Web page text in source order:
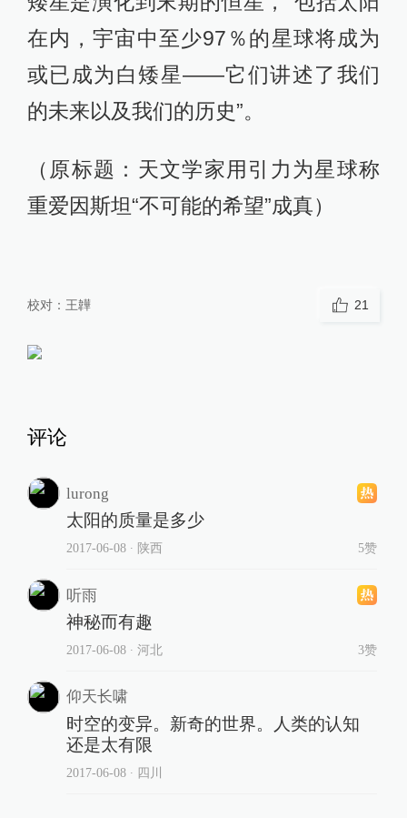
在内，宇宙中至少97％的星球将成为
或已成为白矮星——它们讲述了我们
的未来以及我们的历史”。
（原标题：天文学家用引力为星球称
重爱因斯坦“不可能的希望”成真）
校对： 王韡 21
评论
lurong
太阳的质量是多少
2017-06-08∙ 陕西 5赞
听雨
神秘而有趣
2017-06-08∙ 河北 3赞
仰天长啸
时空的变异。新奇的世界。人类的认知
还是太有限
2017-06-08∙ 四川